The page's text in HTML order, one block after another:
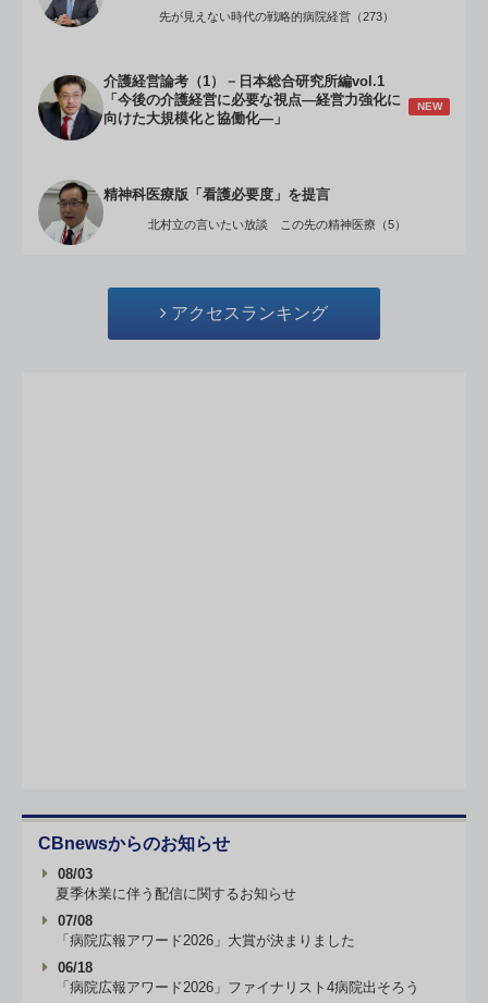
先が見えない時代の戦略的病院経営（273）
介護経営論考（1）－日本総合研究所編vol.1
「今後の介護経営に必要な視点―経営力強化に
向けた大規模化と協働化―」
NEW
精神科医療版「看護必要度」を提言
北村立の言いたい放談 この先の精神医療（5）
アクセスランキング
CBnewsからのお知らせ
08/03
夏季休業に伴う配信に関するお知らせ
07/08
「病院広報アワード2026」大賞が決まりました
06/18
「病院広報アワード2026」ファイナリスト4病院出そろう